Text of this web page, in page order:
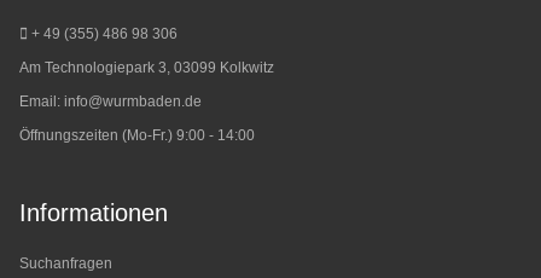
+ 49 (355) 486 98 306
Am Technologiepark 3, 03099 Kolkwitz
Email: info@wurmbaden.de
Öffnungszeiten (Mo-Fr.) 9:00 - 14:00
Informationen
Suchanfragen